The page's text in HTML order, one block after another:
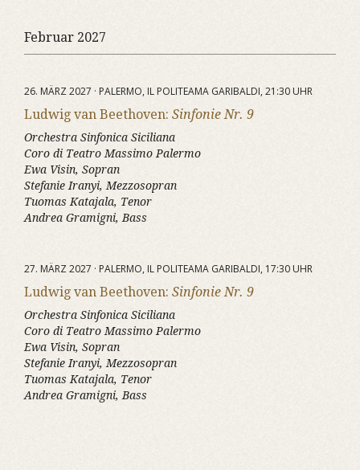
Februar 2027
26. MÄRZ 2027 · PALERMO, IL POLITEAMA GARIBALDI, 21:30 UHR
Ludwig van Beethoven: Sinfonie Nr. 9
Orchestra Sinfonica Siciliana
Coro di Teatro Massimo Palermo
Ewa Visin, Sopran
Stefanie Iranyi, Mezzosopran
Tuomas Katajala, Tenor
Andrea Gramigni, Bass
27. MÄRZ 2027 · PALERMO, IL POLITEAMA GARIBALDI, 17:30 UHR
Ludwig van Beethoven: Sinfonie Nr. 9
Orchestra Sinfonica Siciliana
Coro di Teatro Massimo Palermo
Ewa Visin, Sopran
Stefanie Iranyi, Mezzosopran
Tuomas Katajala, Tenor
Andrea Gramigni, Bass